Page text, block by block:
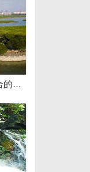
探秘6080影院：怀旧与现代完美融合的观影圣地